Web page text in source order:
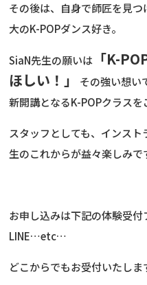
その後は、自身で師匠を見
大のK-POPダンス好き。
SiaN先生の願いは 「K-
ほしい！」
その強い想い
新開講となるK-POPクラス
スタッフとしても、インス
生のこれからが益々楽しみで
お申し込みは下記の体験受
LINE…etc…
どこからでもお受付いたしま